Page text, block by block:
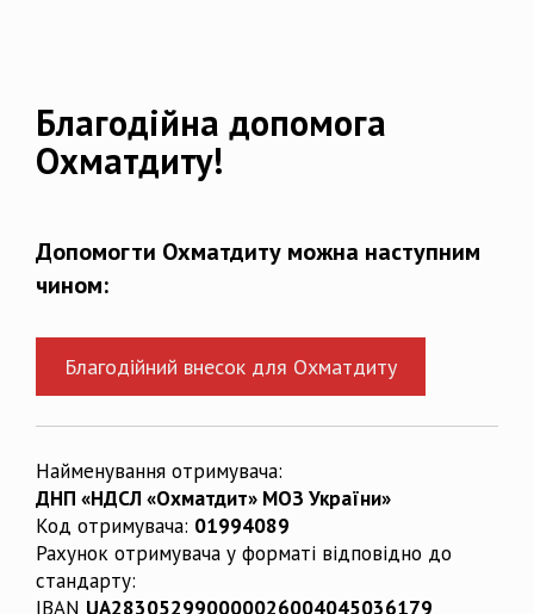
Благодійна допомога
Охматдиту!
Допомогти Охматдиту можна наступним
чином:
Благодійний внесок для Охматдиту
Найменування отримувача:
ДНП «НДСЛ «Охматдит» МОЗ України»
Код отримувача: 01994089
Рахунок отримувача у форматі відповідно до
стандарту:
IBAN UA283052990000026004045036179